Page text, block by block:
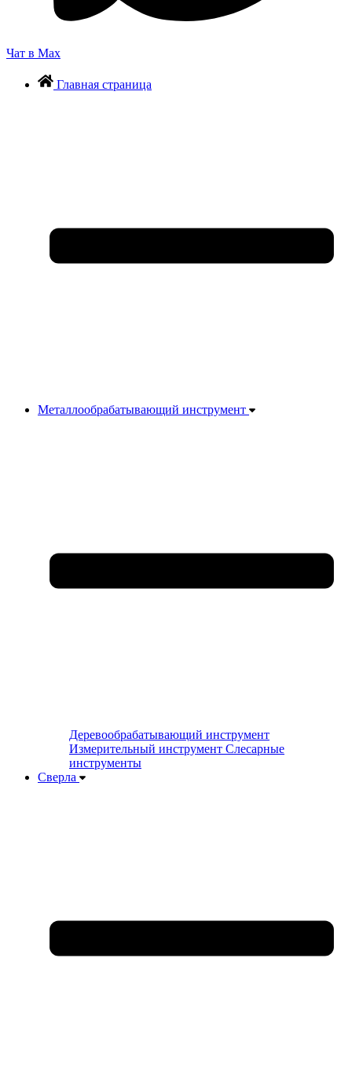
Чат в Max
Главная страница
Металлообрабатывающий инструмент
Деревообрабатывающий инструмент
Измерительный инструмент Слесарные
инструменты
Сверла